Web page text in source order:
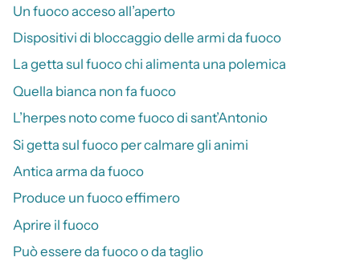
Un fuoco acceso all’aperto
Dispositivi di bloccaggio delle armi da fuoco
La getta sul fuoco chi alimenta una polemica
Quella bianca non fa fuoco
L’herpes noto come fuoco di sant’Antonio
Si getta sul fuoco per calmare gli animi
Antica arma da fuoco
Produce un fuoco effimero
Aprire il fuoco
Può essere da fuoco o da taglio